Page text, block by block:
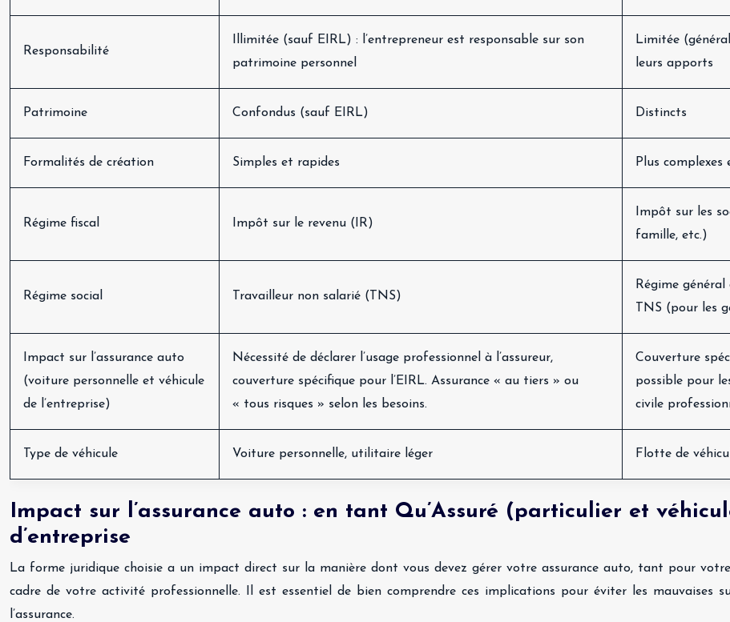
Responsabilité
Illimitée (sauf EIRL) : l’entrepreneur est responsable sur son
patrimoine personnel
Limitée
leurs apports
Patrimoine Confondus (sauf EIRL) Distincts
Formalités de création Simples et rapides Plus complexes
Régime fiscal Impôt sur le revenu (IR)
Impôt sur les
famille, etc.)
Régime social Travailleur non salarié (TNS)
Régime
TNS (pour les
Impact sur l’assurance auto
(voiture personnelle et véhicule
de l’entreprise)
Nécessité de déclarer l’usage professionnel à l’assureur,
couverture spécifique pour l’EIRL. Assurance « au tiers » ou
« tous risques » selon les besoins.
Couverture
possible pour
civile
Type de véhicule Voiture personnelle, utilitaire léger Flotte de
Impact sur l’assurance auto : en tant Qu’Assuré (particulier et
d’entreprise
La forme juridique choisie a un impact direct sur la manière dont vous devez gérer votre assurance auto, tant pour
cadre de votre activité professionnelle. Il est essentiel de bien comprendre ces implications pour éviter les mauvaises
l’assurance.